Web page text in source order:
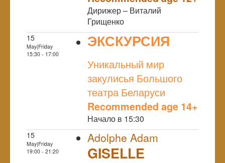
Дирижер – Виталий
Грищенко
15
May|Friday
15:30 - 17:00
ЭКСКУРСИЯ
Уникальный мир
закулисья Большого
театра Беларуси
Recommended age 14+
Начало в 15:30
15
May|Friday
19:00 - 21:20
Adolphe Adam
GISELLE